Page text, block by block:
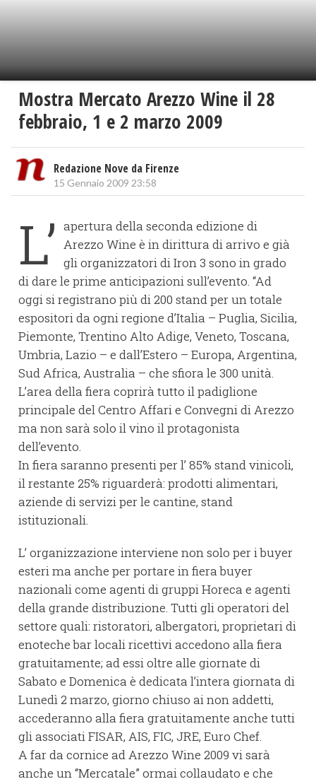
Mostra Mercato Arezzo Wine il 28
febbraio, 1 e 2 marzo 2009
Redazione Nove da Firenze
15 Gennaio 2009 23:58
L’ apertura della seconda edizione di
Arezzo Wine è in dirittura di arrivo e già
gli organizzatori di Iron 3 sono in grado
di dare le prime anticipazioni sull’evento. “Ad
oggi si registrano più di 200 stand per un totale
espositori da ogni regione d’Italia – Puglia, Sicilia,
Piemonte, Trentino Alto Adige, Veneto, Toscana,
Umbria, Lazio – e dall’Estero – Europa, Argentina,
Sud Africa, Australia – che sfiora le 300 unità.
L’area della fiera coprirà tutto il padiglione
principale del Centro Affari e Convegni di Arezzo
ma non sarà solo il vino il protagonista
dell’evento.
In fiera saranno presenti per l’ 85% stand vinicoli,
il restante 25% riguarderà: prodotti alimentari,
aziende di servizi per le cantine, stand
istituzionali.
L’ organizzazione interviene non solo per i buyer
esteri ma anche per portare in fiera buyer
nazionali come agenti di gruppi Horeca e agenti
della grande distribuzione. Tutti gli operatori del
settore quali: ristoratori, albergatori, proprietari di
enoteche bar locali ricettivi accedono alla fiera
gratuitamente; ad essi oltre alle giornate di
Sabato e Domenica è dedicata l’intera giornata di
Lunedì 2 marzo, giorno chiuso ai non addetti,
accederanno alla fiera gratuitamente anche tutti
gli associati FISAR, AIS, FIC, JRE, Euro Chef.
A far da cornice ad Arezzo Wine 2009 vi sarà
anche un “Mercatale” ormai collaudato e che